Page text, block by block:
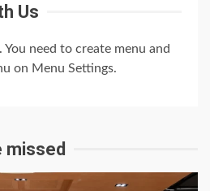
Us
need to create menu and
on Menu Settings.
missed